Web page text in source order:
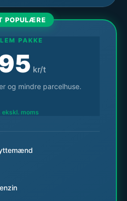
POPULÆRE
PAKKE
kr/t
og mindre parcelhuse.
ekskl. moms